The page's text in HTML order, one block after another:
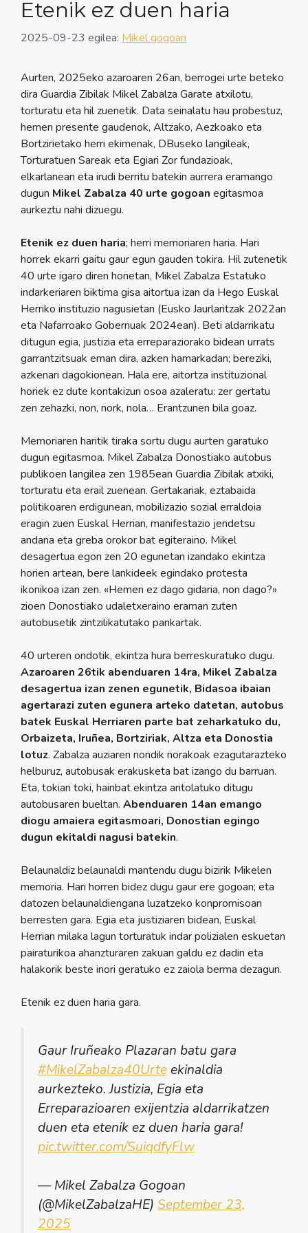
Etenik ez duen haria
2025-09-23 egilea: Mikel gogoan
Aurten, 2025eko azaroaren 26an, berrogei urte beteko
dira Guardia Zibilak Mikel Zabalza Garate atxilotu,
torturatu eta hil zuenetik. Data seinalatu hau probestuz,
hemen presente gaudenok, Altzako, Aezkoako eta
Bortzirietako herri ekimenak, DBuseko langileak,
Torturatuen Sareak eta Egiari Zor fundazioak,
elkarlanean eta irudi berritu batekin aurrera eramango
dugun Mikel Zabalza 40 urte gogoan egitasmoa
aurkeztu nahi dizuegu.
Etenik ez duen haria; herri memoriaren haria. Hari
horrek ekarri gaitu gaur egun gauden tokira. Hil zutenetik
40 urte igaro diren honetan, Mikel Zabalza Estatuko
indarkeriaren biktima gisa aitortua izan da Hego Euskal
Herriko instituzio nagusietan (Eusko Jaurlaritzak 2022an
eta Nafarroako Gobernuak 2024ean). Beti aldarrikatu
ditugun egia, justizia eta erreparaziorako bidean urrats
garrantzitsuak eman dira, azken hamarkadan; bereziki,
azkenari dagokionean. Hala ere, aitortza instituzional
horiek ez dute kontakizun osoa azaleratu: zer gertatu
zen zehazki, non, nork, nola… Erantzunen bila goaz.
Memoriaren haritik tiraka sortu dugu aurten garatuko
dugun egitasmoa. Mikel Zabalza Donostiako autobus
publikoen langilea zen 1985ean Guardia Zibilak atxiki,
torturatu eta erail zuenean. Gertakariak, eztabaida
politikoaren erdigunean, mobilizazio sozial erraldoia
eragin zuen Euskal Herrian, manifestazio jendetsu
andana eta greba orokor bat egiteraino. Mikel
desagertua egon zen 20 egunetan izandako ekintza
horien artean, bere lankideek egindako protesta
ikonikoa izan zen. «Hemen ez dago gidaria, non dago?»
zioen Donostiako udaletxeraino eraman zuten
autobusetik zintzilikatutako pankartak.
40 urteren ondotik, ekintza hura berreskuratuko dugu.
Azaroaren 26tik abenduaren 14ra, Mikel Zabalza
desagertua izan zenen egunetik, Bidasoa ibaian
agertarazi zuten egunera arteko datetan, autobus
batek Euskal Herriaren parte bat zeharkatuko du,
Orbaizeta, Iruñea, Bortziriak, Altza eta Donostia
lotuz. Zabalza auziaren nondik norakoak ezagutarazteko
helburuz, autobusak erakusketa bat izango du barruan.
Eta, tokian toki, hainbat ekintza antolatuko ditugu
autobusaren bueltan. Abenduaren 14an emango
diogu amaiera egitasmoari, Donostian egingo
dugun ekitaldi nagusi batekin.
Belaunaldiz belaunaldi mantendu dugu bizirik Mikelen
memoria. Hari horren bidez dugu gaur ere gogoan; eta
datozen belaunaldiengana luzatzeko konpromisoan
berresten gara. Egia eta justiziaren bidean, Euskal
Herrian milaka lagun torturatuk indar polizialen eskuetan
pairaturikoa ahanzturaren zakuan galdu ez dadin eta
halakorik beste inori geratuko ez zaiola berma dezagun.
Etenik ez duen haria gara.
Gaur Iruñeako Plazaran batu gara
#MikelZabalza40Urteekinaldia
aurkezteko. Justizia, Egia eta
Erreparazioaren exijentzia aldarrikatzen
duen eta etenik ez duen haria gara!
pic.twitter.com/SuiqdfyFlw
— Mikel Zabalza Gogoan
(@MikelZabalzaHE) September 23,
2025